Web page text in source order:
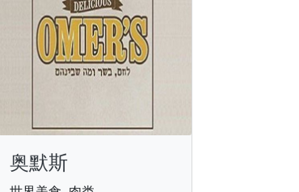
奥默斯